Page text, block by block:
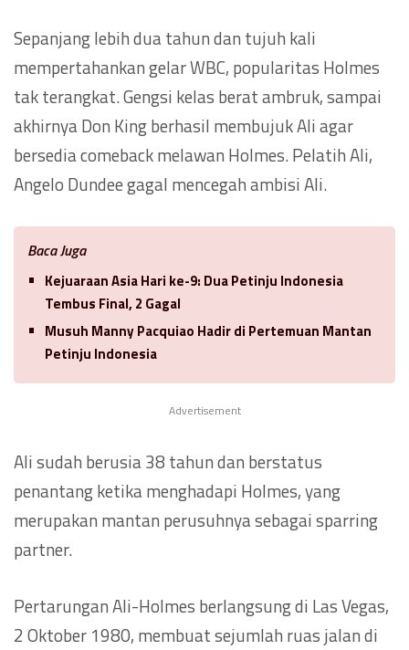
Sepanjang lebih dua tahun dan tujuh kali
mempertahankan gelar WBC, popularitas Holmes
tak terangkat. Gengsi kelas berat ambruk, sampai
akhirnya Don King berhasil membujuk Ali agar
bersedia comeback melawan Holmes. Pelatih Ali,
Angelo Dundee gagal mencegah ambisi Ali.
Baca Juga
Kejuaraan Asia Hari ke-9: Dua Petinju Indonesia
Tembus Final, 2 Gagal
Musuh Manny Pacquiao Hadir di Pertemuan Mantan
Petinju Indonesia
Advertisement
Ali sudah berusia 38 tahun dan berstatus
penantang ketika menghadapi Holmes, yang
merupakan mantan perusuhnya sebagai sparring
partner.
Pertarungan Ali-Holmes berlangsung di Las Vegas,
2 Oktober 1980, membuat sejumlah ruas jalan di